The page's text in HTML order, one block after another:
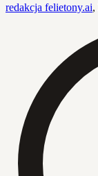
redakcja felietony.ai,